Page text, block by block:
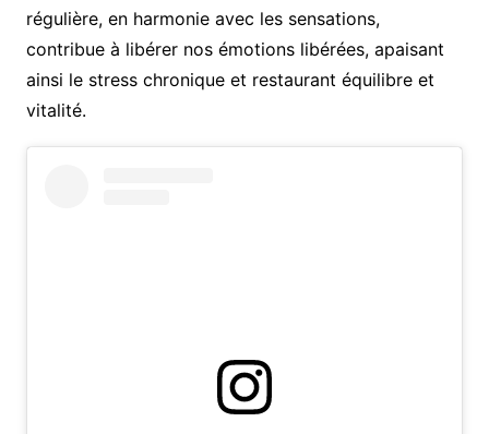
régulière, en harmonie avec les sensations,
contribue à libérer nos émotions libérées, apaisant
ainsi le stress chronique et restaurant équilibre et
vitalité.